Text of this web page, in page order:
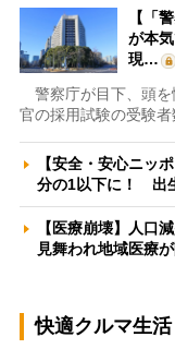
【「
が本
現…
警察庁が目下、頭を
官の採用試験の受験
【安全・安心ニッ
分の1以下に！ 出
【医療崩壊】人口
見舞われ地域医療
快適クルマ生